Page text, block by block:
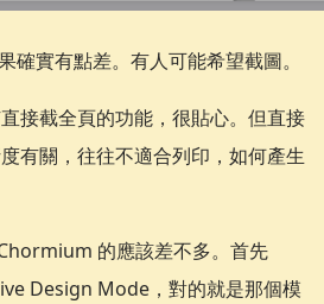
確實有點差。有人可能希望截圖。
接截全頁的功能，很貼心。但直接
有關，往往不適合列印，如何產生
的應該差不多。首先
Design Mode，對的就是那個模